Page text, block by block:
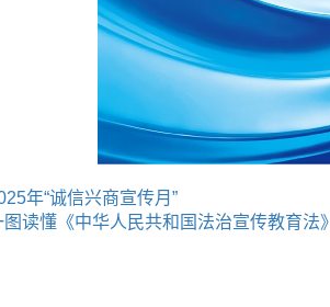
年“诚信兴商宣传月”
图读懂《中华人民共和国法治宣传教育法》